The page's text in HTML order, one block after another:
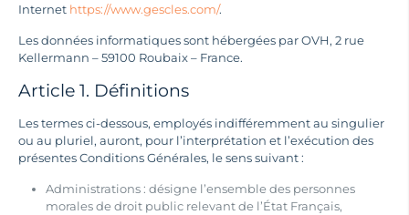
Internet https://www.gescles.com/.
Les données informatiques sont hébergées par OVH, 2 rue
Kellermann – 59100 Roubaix – France.
Article 1. Définitions
Les termes ci-dessous, employés indifféremment au singulier
ou au pluriel, auront, pour l’interprétation et l’exécution des
présentes Conditions Générales, le sens suivant :
Administrations : désigne l’ensemble des personnes
morales de droit public relevant de l’État Français,